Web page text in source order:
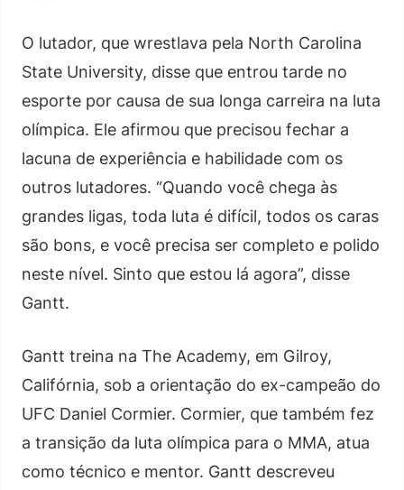
O lutador, que wrestlava pela North Carolina
State University, disse que entrou tarde no
esporte por causa de sua longa carreira na luta
olímpica. Ele afirmou que precisou fechar a
lacuna de experiência e habilidade com os
outros lutadores. “Quando você chega às
grandes ligas, toda luta é difícil, todos os caras
são bons, e você precisa ser completo e polido
neste nível. Sinto que estou lá agora”, disse
Gantt.
Gantt treina na The Academy, em Gilroy,
Califórnia, sob a orientação do ex-campeão do
UFC Daniel Cormier. Cormier, que também fez
a transição da luta olímpica para o MMA, atua
como técnico e mentor. Gantt descreveu